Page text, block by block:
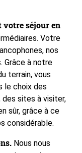
votre séjour en
Votre
nos
Grâce à notre
terrain, vous
le choix des
sites à visiter,
sûr, grâce à ce
considérable.
Nous nous